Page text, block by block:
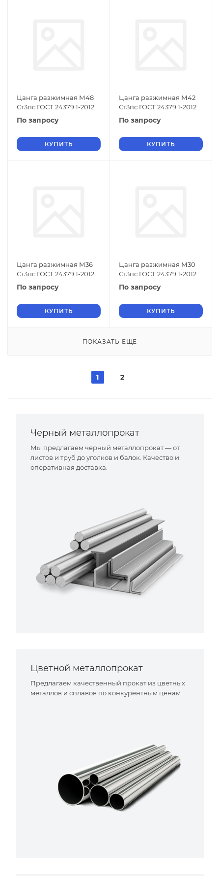
Цанга разжимная М48
Ст3пс ГОСТ 24379.1-2012
По запросу
КУПИТЬ
Цанга разжимная М42
Ст3пс ГОСТ 24379.1-2012
По запросу
КУПИТЬ
Цанга разжимная М36
Ст3пс ГОСТ 24379.1-2012
По запросу
КУПИТЬ
Цанга разжимная М30
Ст3пс ГОСТ 24379.1-2012
По запросу
КУПИТЬ
ПОКАЗАТЬ ЕЩЕ
1 2
Черный металлопрокат
Мы предлагаем черный металлопрокат — от
листов и труб до уголков и балок. Качество и
оперативная доставка.
Цветной металлопрокат
Предлагаем качественный прокат из цветных
металлов и сплавов по конкурентным ценам.